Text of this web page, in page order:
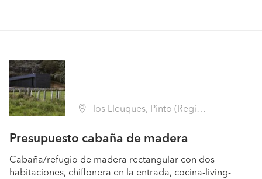
los Lleuques, Pinto (Región VIII Biobío - Ñuble)
Presupuesto cabaña de madera
Cabaña/refugio de madera rectangular con dos
habitaciones, chiflonera en la entrada, cocina-living-